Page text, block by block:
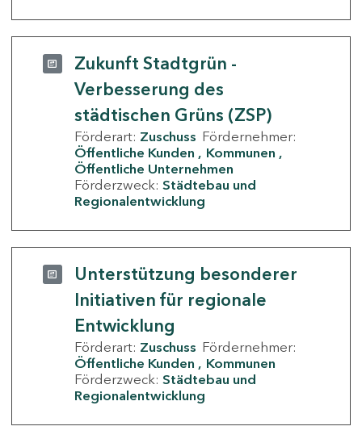
Zukunft Stadtgrün -
Verbesserung des
städtischen Grüns (ZSP)
Förderart: Zuschuss Fördernehmer:
Öffentliche Kunden
Kommunen
Öffentliche Unternehmen
Förderzweck: Städtebau und
Regionalentwicklung
Unterstützung besonderer
Initiativen für regionale
Entwicklung
Förderart: Zuschuss Fördernehmer:
Öffentliche Kunden
Kommunen
Förderzweck: Städtebau und
Regionalentwicklung